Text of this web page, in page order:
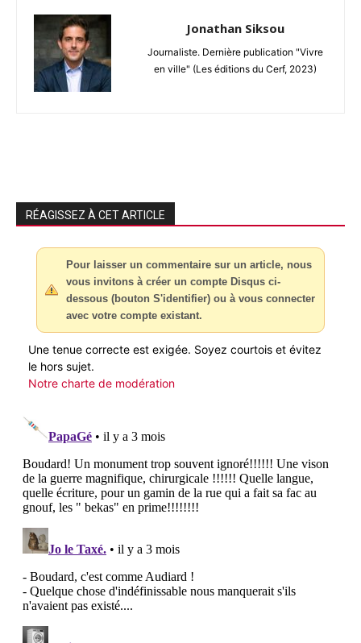
Jonathan Siksou
Journaliste. Dernière publication "Vivre
en ville" (Les éditions du Cerf, 2023)
RÉAGISSEZ À CET ARTICLE
Pour laisser un commentaire sur un article, nous
vous invitons à créer un compte Disqus ci-
dessous (bouton S'identifier) ou à vous connecter
avec votre compte existant.
Une tenue correcte est exigée. Soyez courtois et évitez
le hors sujet.
Notre charte de modération